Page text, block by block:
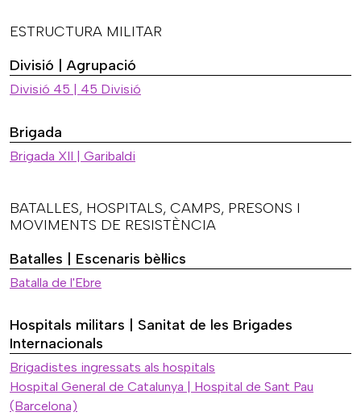
ESTRUCTURA MILITAR
Divisió | Agrupació
Divisió 45 | 45 Divisió
Brigada
Brigada XII | Garibaldi
BATALLES, HOSPITALS, CAMPS, PRESONS I
MOVIMENTS DE RESISTÈNCIA
Batalles | Escenaris bèl·lics
Batalla de l'Ebre
Hospitals militars | Sanitat de les Brigades
Internacionals
Brigadistes ingressats als hospitals
Hospital General de Catalunya | Hospital de Sant Pau
(Barcelona)